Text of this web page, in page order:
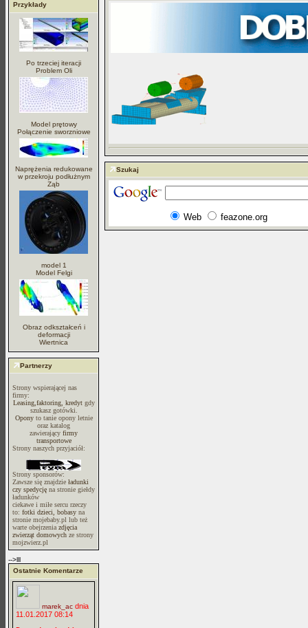
Przykłady
Po trzeciej iteracji
Problem Oli
Model prętowy
Połączenie sworzniowe
Naprężenia redukowane
w przekroju podłużnym
Ząb
model 1
Model Felgi
Obraz odkształceń i
deformacji
Wiertnica
Partnerzy
Strony wspierającej nas
firmy:
Leasing,faktoring, kredytgdy
szukasz gotówki.
Oponyto tanie opony letnie
oraz katalog
zawierający firmy
transportowe
Strony naszych przyjaciół:
Strony sponsorów:
Zawsze się znajdzie ładunki
czy spedycję na stronie giełdy
ładunków
ciekawe i miłe sercu rzeczy
to: fotki dzieci, bobasy na
stronie mojebaby.pl lub też
warte obejrzenia zdjęcia
zwierząt domowych ze strony
mojzwierz.pl
-->lll
Ostatnie Komentarze
marek_ac dnia
11.01.2017 08:14
Szukaj
Web feazone.org